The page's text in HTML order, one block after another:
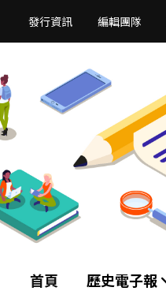
發行資訊 編輯團隊
首頁 歷史電子報